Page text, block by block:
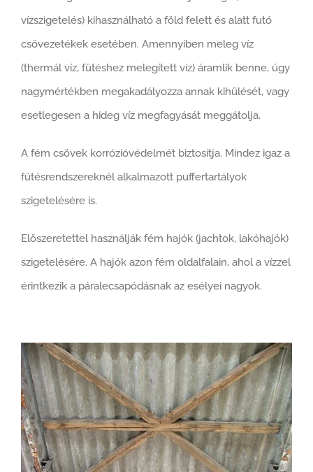
vízszigetelés) kihasználható a föld felett és alatt futó
csővezetékek esetében. Amennyiben meleg víz
(thermál víz, fűtéshez melegített víz) áramlik benne, úgy
nagymértékben megakadályozza annak kihűlését, vagy
esetlegesen a hideg víz megfagyását meggátolja.
A fém csövek korrózióvédelmét biztosítja. Mindez igaz a
fűtésrendszereknél alkalmazott puffertartályok
szigetelésére is.
Előszeretettel használják fém hajók (jachtok, lakóhajók)
szigetelésére. A hajók azon fém oldalfalain, ahol a vízzel
érintkezik a páralecsapódásnak az esélyei nagyok.